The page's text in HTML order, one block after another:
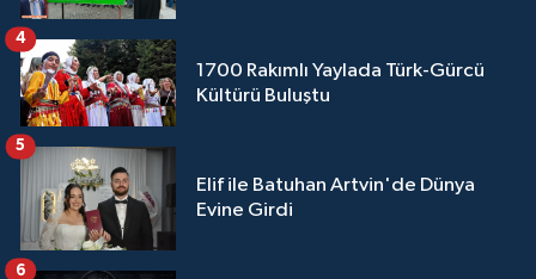
1700 Rakımlı Yaylada Türk-Gürcü
Kültürü Buluştu
4
Elif ile Batuhan Artvin'de Dünya
Evine Girdi
5
6